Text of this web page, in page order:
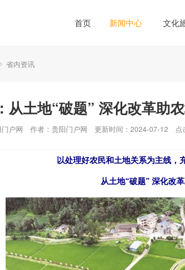
首页 新闻中心 文化
省内资讯
从土地“破题” 深化改革助
户网 作者：贵阳门户网 更新时间：2024-07-12 点
以处理好农民和土地关系为主线
从土地“破题” 深化改